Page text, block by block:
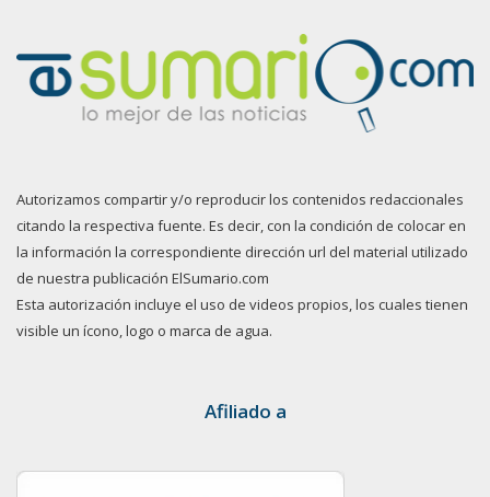
Autorizamos compartir y/o reproducir los contenidos redaccionales
citando la respectiva fuente. Es decir, con la condición de colocar en
la información la correspondiente dirección url del material utilizado
de nuestra publicación ElSumario.com
Esta autorización incluye el uso de videos propios, los cuales tienen
visible un ícono, logo o marca de agua.
Afiliado a